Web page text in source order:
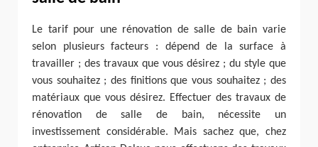
Le tarif pour une rénovation de salle de bain varie
selon plusieurs facteurs : dépend de la surface à
travailler ; des travaux que vous désirez ; du style que
vous souhaitez ; des finitions que vous souhaitez ; des
matériaux que vous désirez. Effectuer des travaux de
rénovation de salle de bain, nécessite un
investissement considérable. Mais sachez que, chez